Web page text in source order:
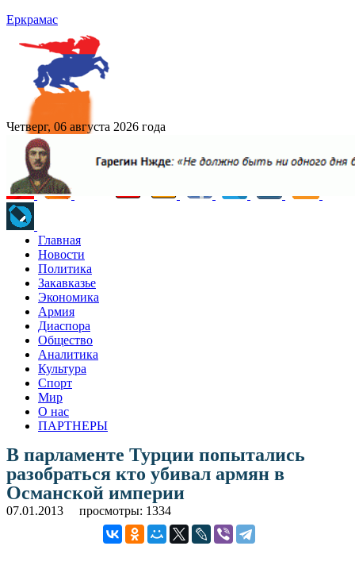
Еркрамас
Четверг, 06 августа 2026 года
Главная
Новости
Политика
Закавказье
Экономика
Армия
Диаспора
Общество
Аналитика
Культура
Спорт
Мир
О нас
ПАРТНЕРЫ
В парламенте Турции попытались
разобраться кто убивал армян в
Османской империи
07.01.2013 просмотры: 1334